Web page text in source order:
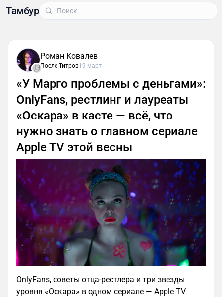
Тамбур
Роман Ковалев
После Титров19 март
«У Марго проблемы с деньгами»:
OnlyFans, рестлинг и лауреаты
«Оскара» в касте — всё, что
нужно знать о главном сериале
Apple TV этой весны
OnlyFans, советы отца-рестлера и три звезды
уровня «Оскара» в одном сериале — Apple TV